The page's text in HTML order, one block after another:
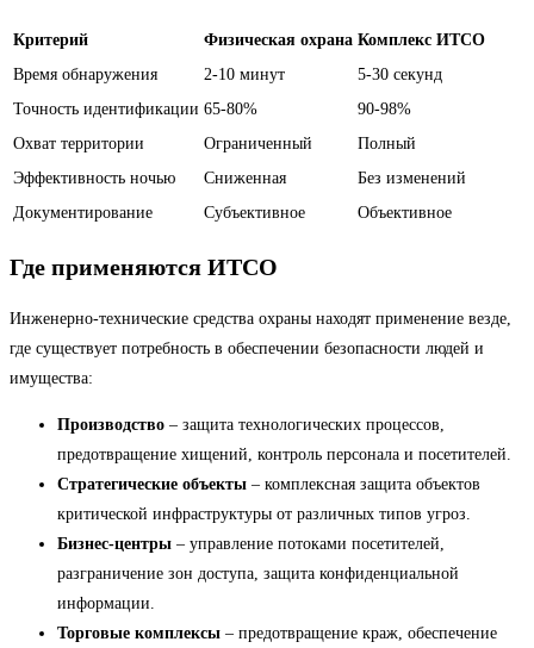
Критерий Физическая охрана Комплекс ИТСО
Время обнаружения
2-10 минут
5-30 секунд
Точность идентификации 65-80%
90-98%
Охват территории
Ограниченный
Полный
Эффективность ночью
Сниженная
Без изменений
Документирование
Субъективное Объективное
Где применяются ИТСО
Инженерно-технические средства охраны находят применение везде,
где существует потребность в обеспечении безопасности людей и
имущества:
Производство – защита технологических процессов,
предотвращение хищений, контроль персонала и посетителей.
Стратегические объекты – комплексная защита объектов
критической инфраструктуры от различных типов угроз.
Бизнес-центры – управление потоками посетителей,
разграничение зон доступа, защита конфиденциальной
информации.
Торговые комплексы – предотвращение краж, обеспечение